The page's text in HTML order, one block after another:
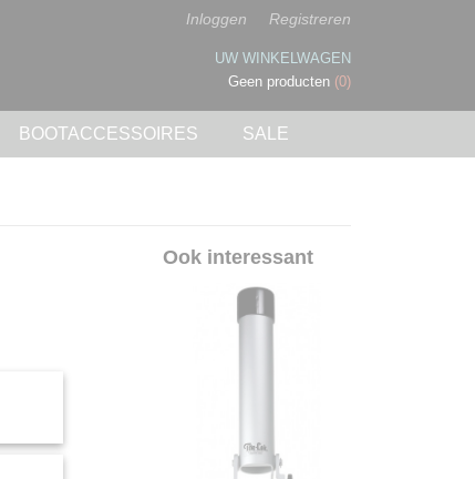
Inloggen Registreren
UW WINKELWAGEN
Geen producten (0)
BOOTACCESSOIRES SALE
Ook interessant